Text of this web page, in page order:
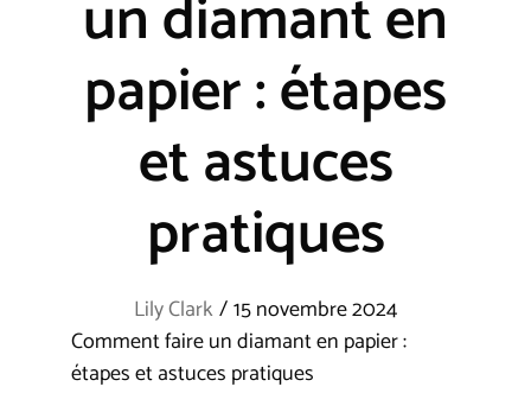
un diamant en
papier : étapes
et astuces
pratiques
Lily Clark/15 novembre 2024
Comment faire un diamant en papier :
étapes et astuces pratiques